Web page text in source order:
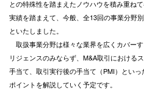
との特殊性を踏まえたノウハウを積み重ね
実績を踏まえて、今般、全13回の事業分野
といたしました。
取扱事業分野は様々な業界を広くカバー
リジェンスのみならず、M&A取引における
手当て、取引実行後の手当て（PMI）とい
ポイントを解説していく予定です。